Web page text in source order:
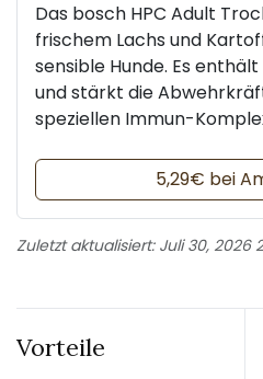
Das bosch HPC Adult
frischem Lachs und
sensible Hunde. Es
und stärkt die
speziellen Immun-
5,29€ bei
Zuletzt aktualisiert: Juli 30, 2026
Vorteile